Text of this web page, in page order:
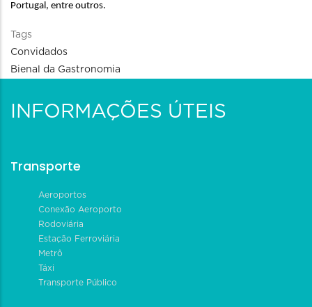
Portugal, entre outros.
Tags
Convidados
Bienal da Gastronomia
INFORMAÇÕES ÚTEIS
Transporte
Aeroportos
Conexão Aeroporto
Rodoviária
Estação Ferroviária
Metrô
Táxi
Transporte Público